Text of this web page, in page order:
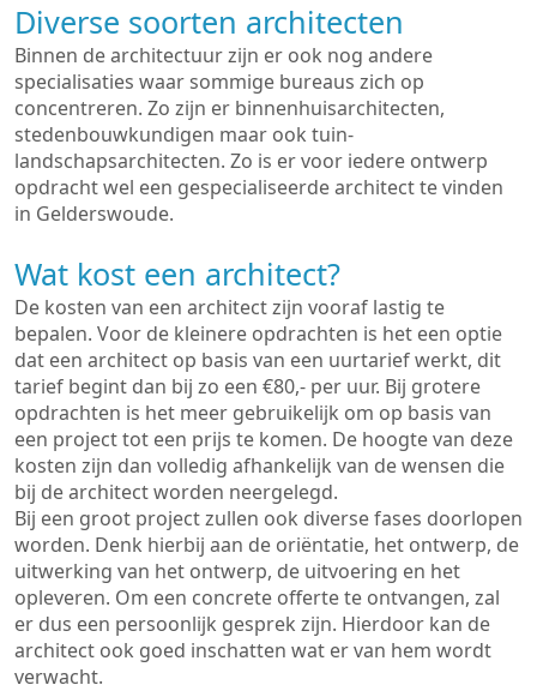
Diverse soorten architecten
Binnen de architectuur zijn er ook nog andere
specialisaties waar sommige bureaus zich op
concentreren. Zo zijn er binnenhuisarchitecten,
stedenbouwkundigen maar ook tuin-
landschapsarchitecten. Zo is er voor iedere ontwerp
opdracht wel een gespecialiseerde architect te vinden
in Gelderswoude.
Wat kost een architect?
De kosten van een architect zijn vooraf lastig te
bepalen. Voor de kleinere opdrachten is het een optie
dat een architect op basis van een uurtarief werkt, dit
tarief begint dan bij zo een €80,- per uur. Bij grotere
opdrachten is het meer gebruikelijk om op basis van
een project tot een prijs te komen. De hoogte van deze
kosten zijn dan volledig afhankelijk van de wensen die
bij de architect worden neergelegd.
Bij een groot project zullen ook diverse fases doorlopen
worden. Denk hierbij aan de oriëntatie, het ontwerp, de
uitwerking van het ontwerp, de uitvoering en het
opleveren. Om een concrete offerte te ontvangen, zal
er dus een persoonlijk gesprek zijn. Hierdoor kan de
architect ook goed inschatten wat er van hem wordt
verwacht.